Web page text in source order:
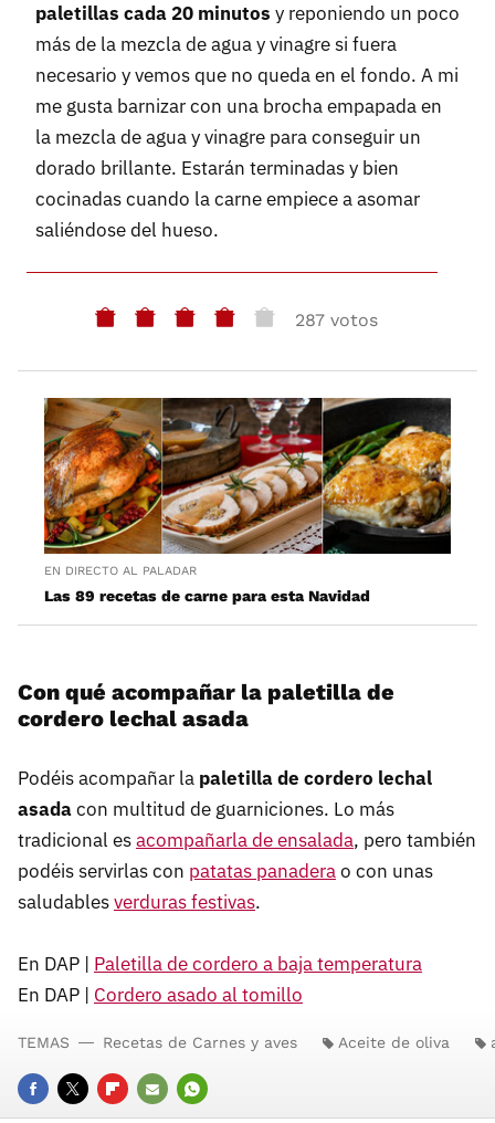
paletillas cada 20 minutos y reponiendo un poco
más de la mezcla de agua y vinagre si fuera
necesario y vemos que no queda en el fondo. A mi
me gusta barnizar con una brocha empapada en
la mezcla de agua y vinagre para conseguir un
dorado brillante. Estarán terminadas y bien
cocinadas cuando la carne empiece a asomar
saliéndose del hueso.
287 votos
EN DIRECTO AL PALADAR
Las 89 recetas de carne para esta Navidad
Con qué acompañar la paletilla de
cordero lechal asada
Podéis acompañar la paletilla de cordero lechal
asadacon multitud de guarniciones. Lo más
tradicional esacompañarla de ensalada, pero también
podéis servirlas con patatas panaderao con unas
saludablesverduras festivas.
En DAP | Paletilla de cordero a baja temperatura
En DAP | Cordero asado al tomillo
FACEBOOK
TWITTERFLIPBOARD
E- WHATSAPP
TEMAS Recetas de Carnes y aves Aceite de oliva